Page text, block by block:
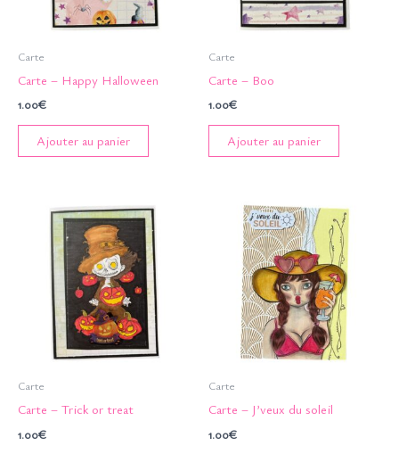
Carte
Carte – Happy Halloween
1.00€
Ajouter au panier
Carte
Carte – Boo
1.00€
Ajouter au panier
Carte
Carte – Trick or treat
1.00€
Carte
Carte – J’veux du soleil
1.00€